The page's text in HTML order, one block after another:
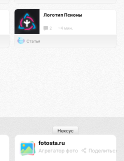
Логотип Псионы
2 ~4 мин.
Статья
fotosta.ru
Агрегатор фото Поделиться
Нексус